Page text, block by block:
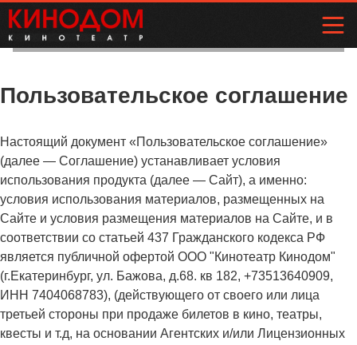
Пользовательское соглашение
Настоящий документ «Пользовательское соглашение»
(далее — Соглашение) устанавливает условия
использования продукта (далее — Сайт), а именно:
условия использования материалов, размещенных на
Сайте и условия размещения материалов на Сайте, и в
соответствии со статьей 437 Гражданского кодекса РФ
является публичной офертой ООО "Кинотеатр Кинодом"
(г.Екатеринбург, ул. Бажова, д.68. кв 182, +73513640909,
ИНН 7404068783), (действующего от своего или лица
третьей стороны при продаже билетов в кино, театры,
квесты и т.д, на основании Агентских и/или Лицензионных